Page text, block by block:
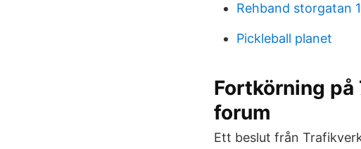
Rehband storgatan
Pickleball planet
Fortkörning
forum
Ett beslut från